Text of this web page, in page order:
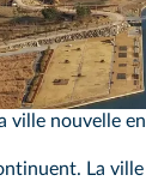
ville nouvelle
La